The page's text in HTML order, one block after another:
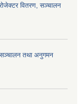
वितरण, सञ्चालन
सञ्चालन तथा अनुगमन